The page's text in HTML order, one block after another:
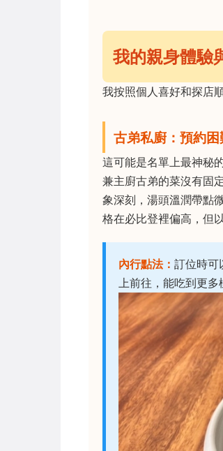
我的親身體驗
我按照個人喜好和探店
古弟私廚：預約
這可能是名單上最神秘
兼主廚古弟的菜沒有固
象深刻，湯頭溫潤帶點
格在必比登裡偏高，但
內行點法： 訂位時可
上前往，能吃到更